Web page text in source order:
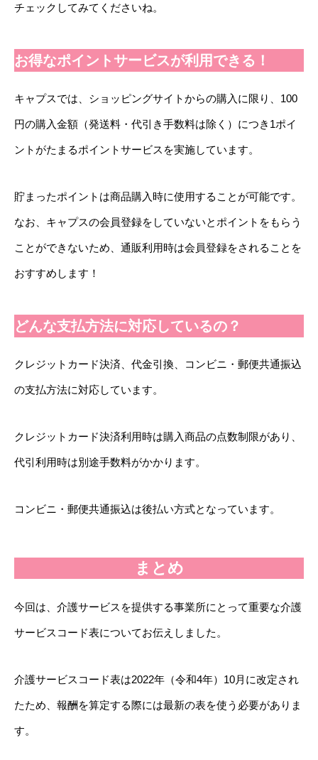
チェックしてみてくださいね。
お得なポイントサービスが利用できる！
キャプスでは、ショッピングサイトからの購入に限り、100
円の購入金額（発送料・代引き手数料は除く）につき1ポイ
ントがたまるポイントサービスを実施しています。
貯まったポイントは商品購入時に使用することが可能です。
なお、キャプスの会員登録をしていないとポイントをもらう
ことができないため、通販利用時は会員登録をされることを
おすすめします！
どんな支払方法に対応しているの？
クレジットカード決済、代金引換、コンビニ・郵便共通振込
の支払方法に対応しています。
クレジットカード決済利用時は購入商品の点数制限があり、
代引利用時は別途手数料がかかります。
コンビニ・郵便共通振込は後払い方式となっています。
まとめ
今回は、介護サービスを提供する事業所にとって重要な介護
サービスコード表についてお伝えしました。
介護サービスコード表は2022年（令和4年）10月に改定され
たため、報酬を算定する際には最新の表を使う必要がありま
す。